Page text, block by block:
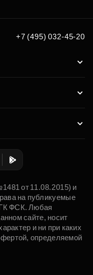
+7 (495) 032-45-20
от 11.08.2015) и
на публикуемые
ФСК. Любая
сайте, носит
и ни при каких
определяемой